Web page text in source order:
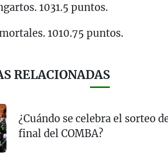
1031.5 puntos.
1010.75 puntos.
RELACIONADAS
¿Cuándo se celebra el sorteo
final del COMBA?